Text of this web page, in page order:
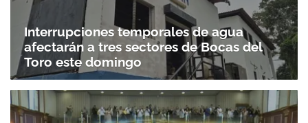
Interrupciones temporales de agua
afectarán a tres sectores de Bocas del
Toro este domingo